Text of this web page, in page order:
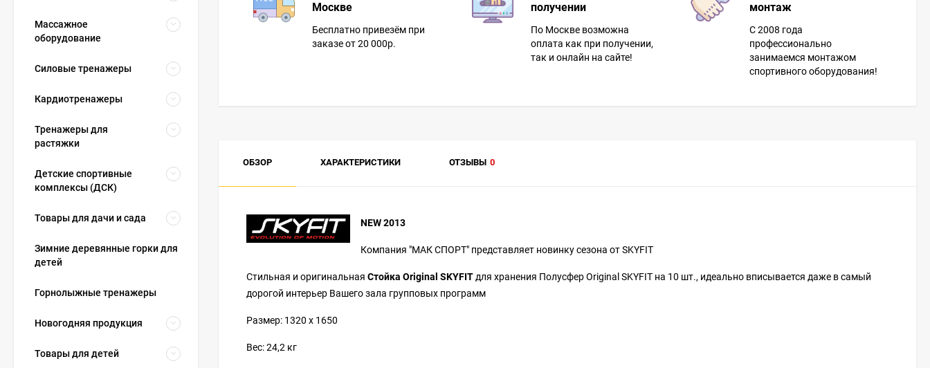
Москве
Бесплатно привезём при
заказе от 20 000р.
получении
По Москве возможна
оплата как при получении,
так и онлайн на сайте!
монтаж
С 2008 года
профессионально
занимаемся монтажом
спортивного оборудования!
ОБЗОР ХАРАКТЕРИСТИКИ ОТЗЫВЫ 0
NEW 2013
Компания "МАК СПОРТ" представляет новинку сезона от SKYFIT
Стильная и оригинальная Стойка Original SKYFIT для хранения Полусфер Original SKYFIT на 10 шт., идеально вписывается даже в самый
дорогой интерьер Вашего зала групповых программ
Размер: 1320 х 1650
Вес: 24,2 кг
Массажное
оборудование
Силовые тренажеры
Кардиотренажеры
Тренажеры для
растяжки
Детские спортивные
комплексы (ДСК)
Товары для дачи и сада
Зимние деревянные горки для
детей
Горнолыжные тренажеры
Новогодняя продукция
Товары для детей